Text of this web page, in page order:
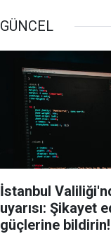
GÜNCEL
İstanbul
uyarısı: Şikayet
güçlerine bildirin!